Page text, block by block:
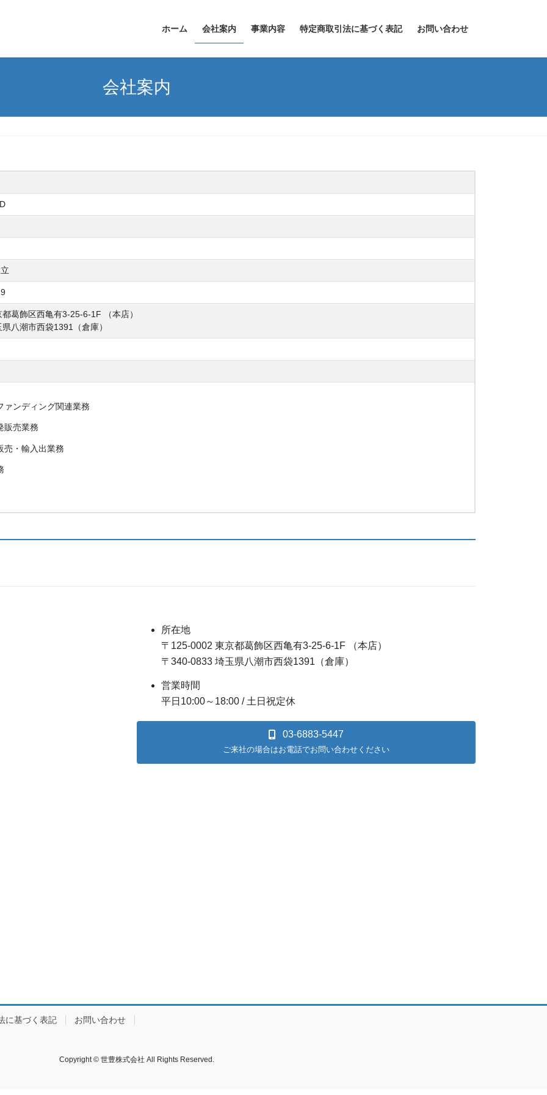
ホーム 会社案内 事業内容 特定商取引法に基づく表記 お問い合わせ
会社案内
葛飾区西亀有3-25-6-1F （本店）
八潮市西袋1391（倉庫）
ァンディング関連業務
販売業務
売・輸入出業務
所在地
〒125-0002 東京都葛飾区西亀有3-25-6-1F （本店）
〒340-0833 埼玉県八潮市西袋1391（倉庫）
営業時間
平日10:00～18:00 / 土日祝定休
03-6883-5447
ご来社の場合はお電話でお問い合わせください
に基づく表記 お問い合わせ
Copyright © 世豊株式会社 All Rights Reserved.